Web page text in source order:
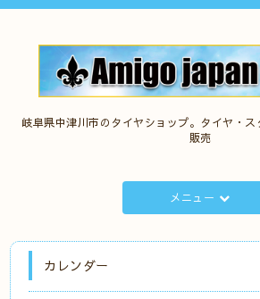
岐阜県中津川市のタイヤショップ。タイヤ・
販売
メニュー
カレンダー